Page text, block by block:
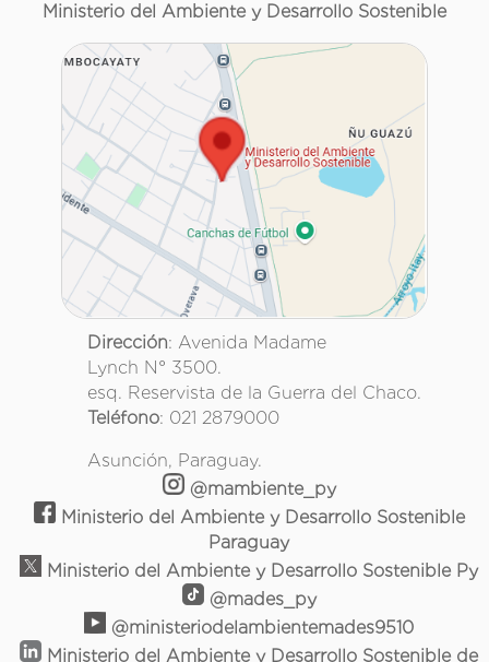
Ministerio del Ambiente y Desarrollo Sostenible
Dirección: Avenida Madame
Lynch N° 3500.
esq. Reservista de la Guerra del Chaco.
Teléfono: 021 2879000
Asunción, Paraguay.
@mambiente_py
Ministerio del Ambiente y Desarrollo Sostenible
Paraguay
Ministerio del Ambiente y Desarrollo Sostenible Py
@mades_py
@ministeriodelambientemades9510
Ministerio del Ambiente y Desarrollo Sostenible de